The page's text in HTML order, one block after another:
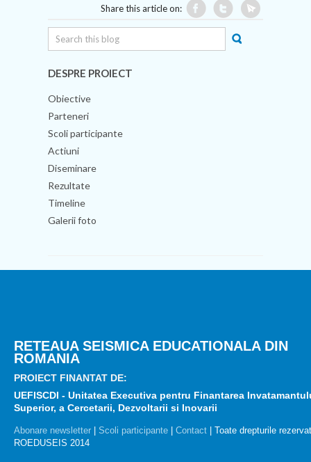
Share this article on:
DESPRE PROIECT
Obiective
Parteneri
Scoli participante
Actiuni
Diseminare
Rezultate
Timeline
Galerii foto
RETEAUA SEISMICA EDUCATIONALA DIN
ROMANIA
PROIECT FINANTAT DE:
UEFISCDI - Unitatea Executiva pentru Finantarea
Superior, a Cercetarii, Dezvoltarii si Inovarii
Abonare newsletter Scoli participante Contact | Toate drepturile
ROEDUSEIS 2014